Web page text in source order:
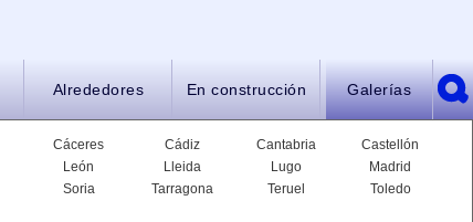
Alrededores En construcción Galerías
Cáceres Cádiz Cantabria
Castellón
León Lleida Lugo
Madrid
Soria Tarragona Teruel
Toledo